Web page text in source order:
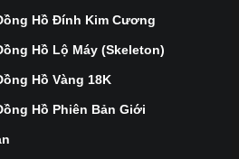
Hồ Đính Kim Cương
Hồ Lộ Máy (Skeleton)
Hồ Vàng 18K
Hồ Phiên Bản Giới